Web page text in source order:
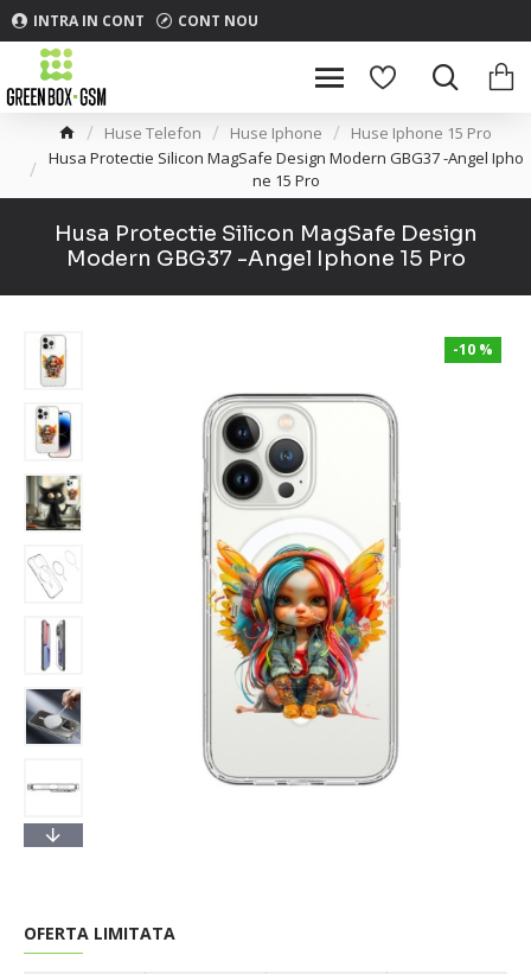
INTRA IN CONT CONT NOU
Huse Telefon Huse Iphone
Huse Iphone 15 Pro
Husa Protectie Silicon MagSafe Design Modern GBG37 -Angel Ipho
ne 15 Pro
Husa Protectie Silicon MagSafe Design
Modern GBG37 -Angel Iphone 15 Pro
-10 %
OFERTA LIMITATA